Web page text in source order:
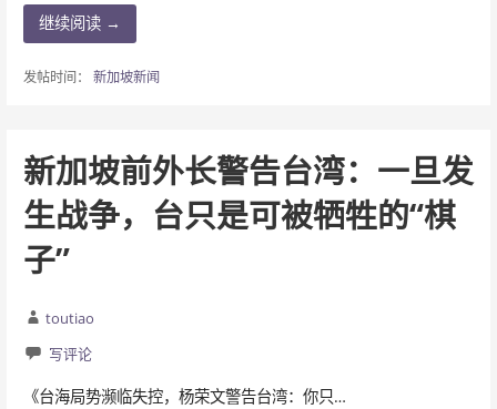
继续阅读 →
发帖时间： 新加坡新闻
新加坡前外长警告台湾：一旦发
生战争，台只是可被牺牲的“棋
子”
toutiao
写评论
《台海局势濒临失控，杨荣文警告台湾：你只…